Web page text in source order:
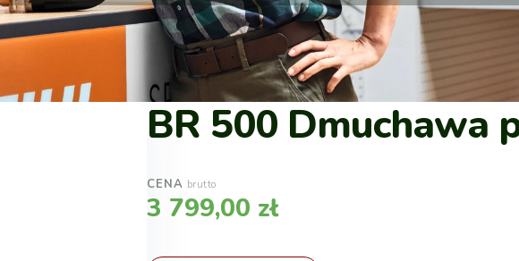
BR 500 Dmuchawa
CENA brutto
3 799,00 zł